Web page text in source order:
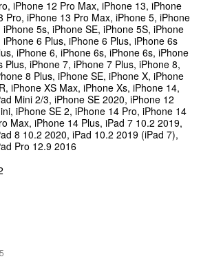
iPhone 12 Pro Max, iPhone 13, iPhone
Pro, iPhone 13 Pro Max, iPhone 5, iPhone
iPhone 5s, iPhone SE, iPhone 5S, iPhone
iPhone 6 Plus, iPhone 6 Plus, iPhone 6s
iPhone 6, iPhone 6s, iPhone 6s, iPhone
Plus, iPhone 7, iPhone 7 Plus, iPhone 8,
8 Plus, iPhone SE, iPhone X, iPhone
iPhone XS Max, iPhone Xs, iPhone 14,
Mini 2/3, iPhone SE 2020, iPhone 12
iPhone SE 2, iPhone 14 Pro, iPhone 14
Max, iPhone 14 Plus, iPad 7 10.2 2019,
8 10.2 2020, iPad 10.2 2019 (iPad 7),
Pro 12.9 2016